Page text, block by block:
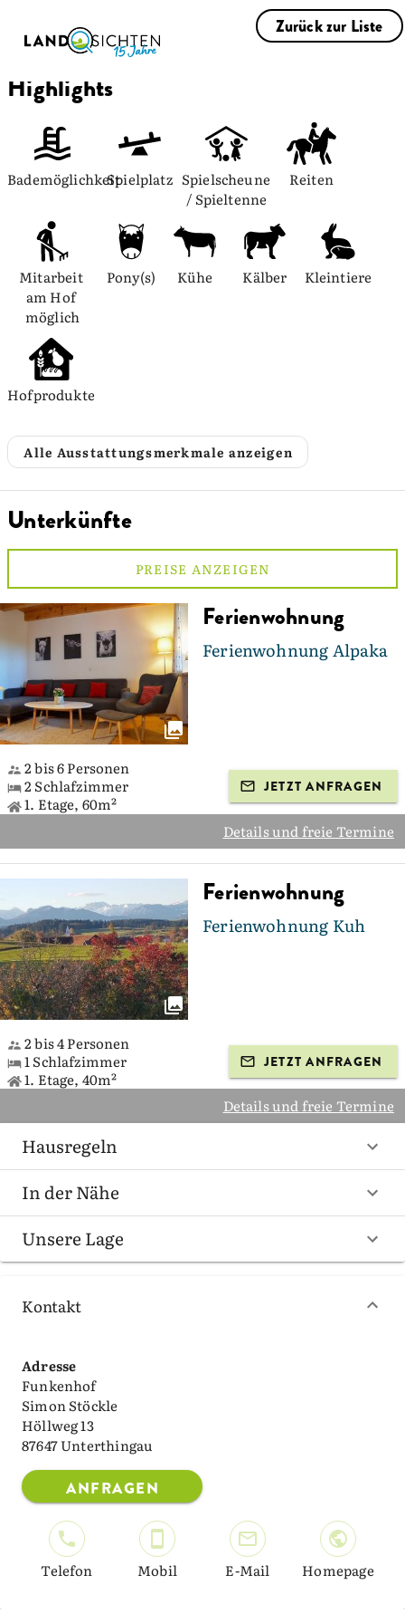
Zurück zur Liste
Highlights
BademöglichkeitSpielplatz Spielscheune
/ Spieltenne
Reiten
Mitarbeit
am Hof
möglich
Pony(s) Kühe Kälber Kleintiere
Hofprodukte
Alle Ausstattungsmerkmale anzeigen
Unterkünfte
PREISE ANZEIGEN
Ferienwohnung
Ferienwohnung Alpaka
2 bis 6 Personen
2 Schlafzimmer
1. Etage, 60m²
JETZT ANFRAGEN
Details und freie Termine
Ferienwohnung
Ferienwohnung Kuh
2 bis 4 Personen
1 Schlafzimmer
1. Etage, 40m²
JETZT ANFRAGEN
Details und freie Termine
Hausregeln
In der Nähe
Unsere Lage
Kontakt
Adresse
Funkenhof
Simon Stöckle
Höllweg 13
87647 Unterthingau
ANFRAGEN
Telefon Mobil E-Mail Homepage